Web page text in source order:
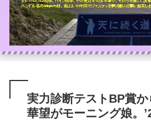
実力診断テストBP賞か
華望がモーニング娘。